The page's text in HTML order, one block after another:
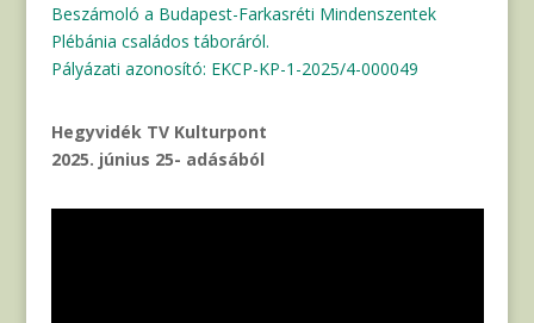
Beszámoló a Budapest-Farkasréti Mindenszentek
Plébánia családos táboráról.
Pályázati azonosító: EKCP-KP-1-2025/4-000049
Hegyvidék TV Kulturpont
2025. június 25- adásából